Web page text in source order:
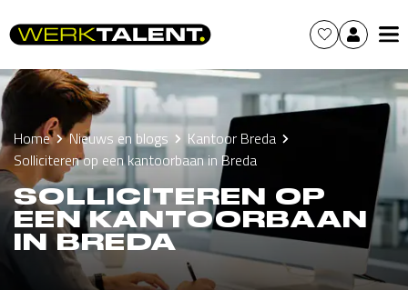
Home Nieuws en blogs
Kantoor Breda
Solliciteren op een kantoorbaan in Breda
SOLLICITEREN OP
EEN KANTOORBAAN
IN BREDA